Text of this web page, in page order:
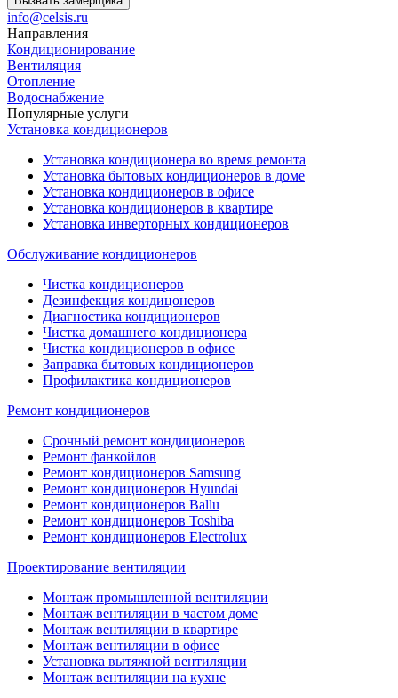
info@celsis.ru
Направления
Кондиционирование
Вентиляция
Отопление
Водоснабжение
Популярные услуги
Установка кондиционеров
Установка кондиционера во время ремонта
Установка бытовых кондиционеров в доме
Установка кондиционеров в офисе
Установка кондиционеров в квартире
Установка инверторных кондиционеров
Обслуживание кондиционеров
Чистка кондиционеров
Дезинфекция кондицонеров
Диагностика кондиционеров
Чистка домашнего кондиционера
Чистка кондиционеров в офисе
Заправка бытовых кондиционеров
Профилактика кондиционеров
Ремонт кондиционеров
Срочный ремонт кондиционеров
Ремонт фанкойлов
Ремонт кондиционеров Samsung
Ремонт кондиционеров Hyundai
Ремонт кондиционеров Ballu
Ремонт кондиционеров Toshibа
Ремонт кондиционеров Electrolux
Проектирование вентиляции
Монтаж промышленной вентиляции
Монтаж вентиляции в частом доме
Монтаж вентиляции в квартире
Монтаж вентиляции в офисе
Установка вытяжной вентиляции
Монтаж вентиляции на кухне